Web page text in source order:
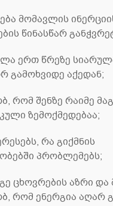
მომავლის
წინასწარ
ერთ წრეზე
გამოხვიდე აქედან;
რომ შენზე რაიმე
ზემოქმედებაა;
რა გიქმნის
პრობლემებს;
ცხოვრების აზრი და
რომ ენერგია აღარ